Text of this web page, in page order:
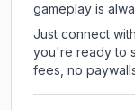
gameplay is
Just connect
you're ready to
fees, no